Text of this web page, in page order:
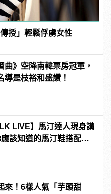
授」輕鬆俘虜女性
曲》空降南韓票房冠軍，
導是枝裕和盛讚！
LIVE】馬汀達人現身講
該知道的馬汀鞋搭配密
來！6樣人氣「芋頭甜